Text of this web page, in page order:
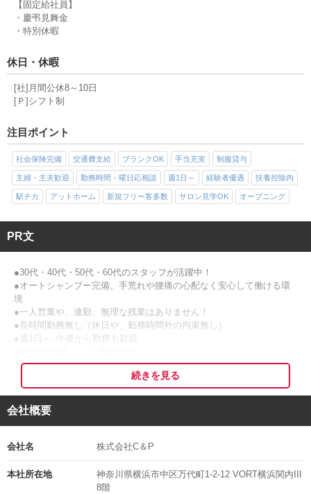
【固定給社員】
・慶弔見舞金
・特別休暇
休日・休暇
[社]月間公休8～10日
[Ｐ]シフト制
注目ポイント
社会保険完備 交通費支給 ブランクOK 手当充実 制服貸与
主婦・主夫歓迎 勤務時間・曜日応相談 週1日～ 経験者優遇 扶養控除内
駅チカ アットホーム 新規フリー客多数 サロン見学OK オープニング
PR文
●30代・40代・50代・60代のスタッフが活躍中！
●オートシャンプー完備。手荒れや腰痛の心配なく安心して働ける環
境
●一人営業や、連勤、無理な残業はありません！
●長時間勤務無し（休日や、勤務時間外の拘束無し）
●週1日～､午後から勤務も歓迎
●ブランクある方も多数復帰。（5~6年のブランクから復帰した方多
◆◇手厚いサポートポイント！
・従業員特典として､店販商品をお得に購入
・希望者には定期技術講習(無料)にて不安な技術知識フォローをしま
・入社前に技術チェックがあるので、不安なままスタートすることは
続きを見る
会社概要
会社名 株式会社C＆P
本社所在地
神奈川県横浜市中区万代町1-2-12 VORT横浜関内III
8階